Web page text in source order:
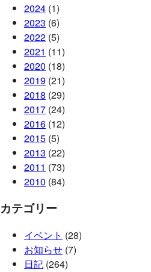
2024 (1)
2023 (6)
2022 (5)
2021 (11)
2020 (18)
2019 (21)
2018 (29)
2017 (24)
2016 (12)
2015 (5)
2013 (22)
2011 (73)
2010 (84)
カテゴリー
イベント (28)
お知らせ (7)
日記 (264)